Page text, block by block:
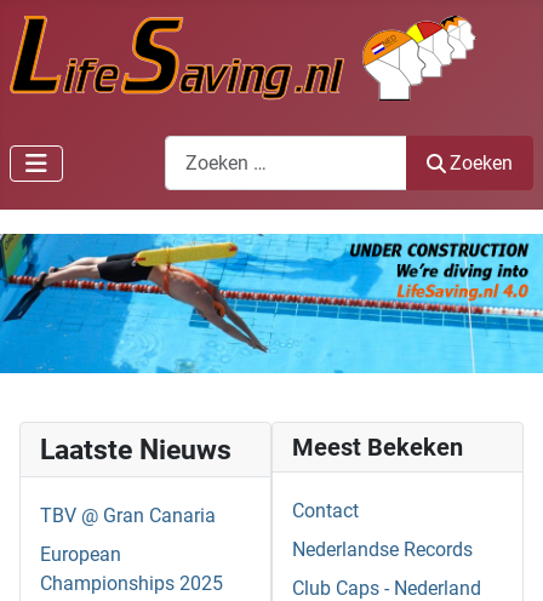
Zoeken
Zoeken
Laatste Nieuws
TBV @ Gran Canaria
European
Championships 2025
Meest Bekeken
Contact
Nederlandse Records
Club Caps - Nederland